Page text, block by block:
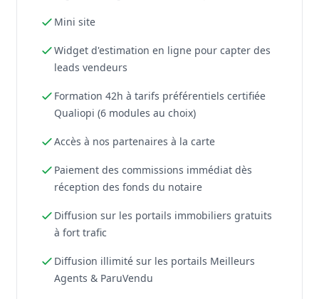
Mini site
Widget d'estimation en ligne pour capter des
leads vendeurs
Formation 42h à tarifs préférentiels certifiée
Qualiopi (6 modules au choix)
Accès à nos partenaires à la carte
Paiement des commissions immédiat dès
réception des fonds du notaire
Diffusion sur les portails immobiliers gratuits
à fort trafic
Diffusion illimité sur les portails Meilleurs
Agents & ParuVendu